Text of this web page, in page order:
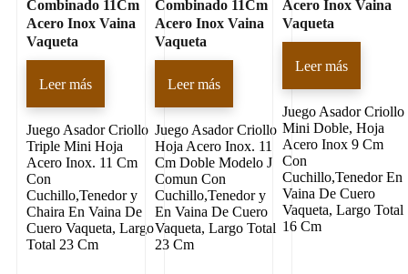
Combinado 11Cm
Acero Inox Vaina
Vaqueta
Leer más
Juego Asador Criollo
Triple Mini Hoja
Acero Inox. 11 Cm
Con
Cuchillo,Tenedor y
Chaira En Vaina De
Cuero Vaqueta, Largo
Total 23 Cm
Combinado 11Cm
Acero Inox Vaina
Vaqueta
Leer más
Juego Asador Criollo
Hoja Acero Inox. 11
Cm Doble Modelo J
Comun Con
Cuchillo,Tenedor y
En Vaina De Cuero
Vaqueta, Largo Total
23 Cm
Acero Inox Vaina
Vaqueta
Leer más
Juego Asador Criollo
Mini Doble, Hoja
Acero Inox 9 Cm
Con
Cuchillo,Tenedor En
Vaina De Cuero
Vaqueta, Largo Total
16 Cm